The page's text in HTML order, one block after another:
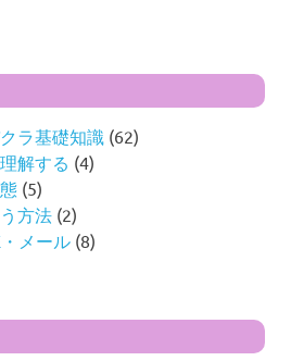
ラ基礎知識 (62)
解する (4)
(5)
方法(2)
メール(8)